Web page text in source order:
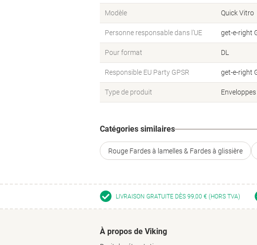
Modèle Quick Vitro
Personne responsable dans l’UE get-e-right
Pour format DL
Responsible EU Party GPSR get-e-right
Type de produit
Catégories similaires
Rouge Fardes à lamelles & Fardes à glissière
LIVRAISON GRATUITE DÈS 99,00 € (HORS TVA)
À propos de Viking